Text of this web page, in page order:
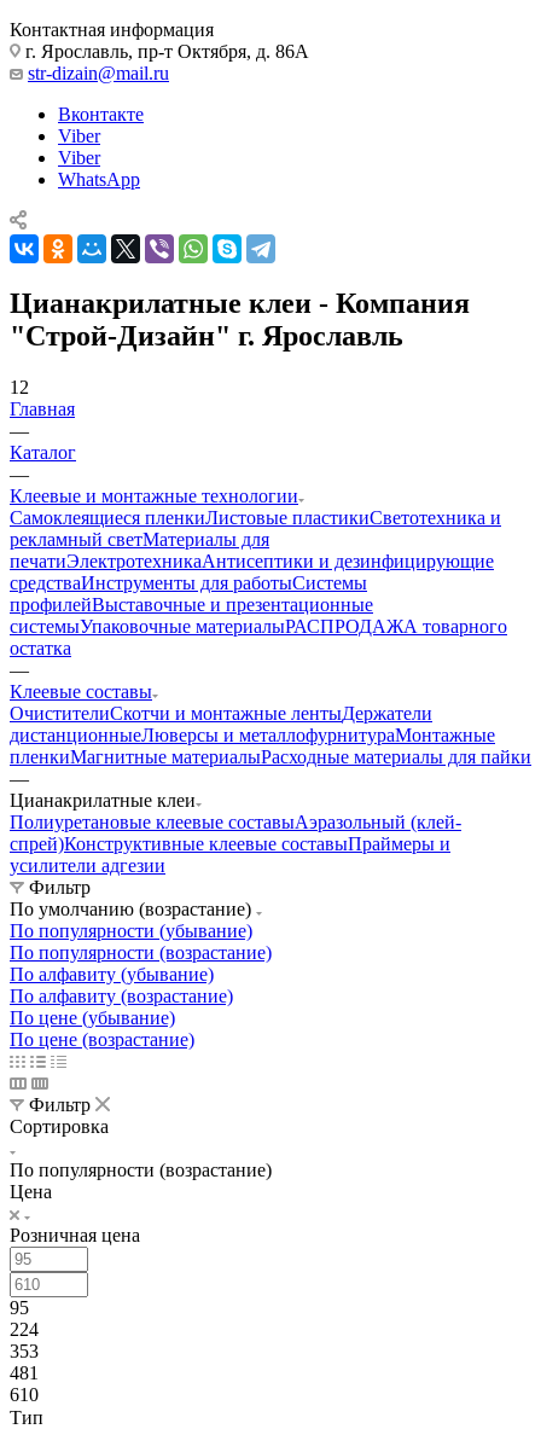
Контактная информация
г. Ярославль, пр-т Октября, д. 86А
str-dizain@mail.ru
Вконтакте
Viber
Viber
WhatsApp
Цианакрилатные клеи - Компания
"Строй-Дизайн" г. Ярославль
12
Главная
—
Каталог
—
Клеевые и монтажные технологии
Самоклеящиеся пленкиЛистовые пластикиСветотехника и
рекламный светМатериалы для
печатиЭлектротехникаАнтисептики и дезинфицирующие
средстваИнструменты для работыСистемы
профилейВыставочные и презентационные
системыУпаковочные материалыРАСПРОДАЖА товарного
остатка
—
Клеевые составы
ОчистителиСкотчи и монтажные лентыДержатели
дистанционныеЛюверсы и металлофурнитураМонтажные
пленкиМагнитные материалыРасходные материалы для пайки
—
Цианакрилатные клеи
Полиуретановые клеевые составыАэразольный (клей-
спрей)Конструктивные клеевые составыПраймеры и
усилители адгезии
Фильтр
По умолчанию (возрастание)
По популярности (убывание)
По популярности (возрастание)
По алфавиту (убывание)
По алфавиту (возрастание)
По цене (убывание)
По цене (возрастание)
Фильтр
Сортировка
По популярности (возрастание)
Цена
Розничная цена
95
224
353
481
610
Тип